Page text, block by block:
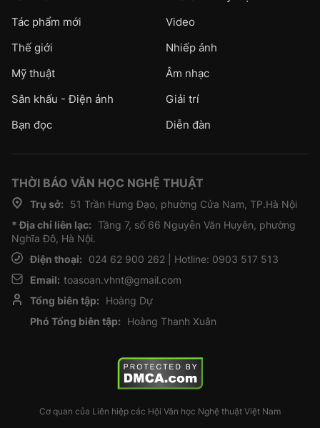
Tác phẩm mới
Video
Thế giới
Nhiếp ảnh
Mỹ thuật
Âm nhạc
Sân khấu - Điện ảnh
Giải trí
Bạn đọc
Diễn đàn
THỜI BÁO VĂN HỌC NGHỆ THUẬT
Trụ sở:
51 Trần Hưng Đạo, phường Cửa Nam, TP.Hà Nội
* Địa chỉ liên lạc: Tầng 7, số 66 Nguyễn Văn Huyên, phường
Nghĩa Đô, Hà Nội.
Điện thoại:
024 62 900 262 | Hotline: 0903 517 513
Email: toasoan.vhnt@gmail.com
Tổng biên tập:
Hoàng Dự
Phó Tổng biên tập:
Hoàng Thanh Xuân
Cơ quan của Liên hiệp các Hội Văn học Nghệ thuật Việt Nam